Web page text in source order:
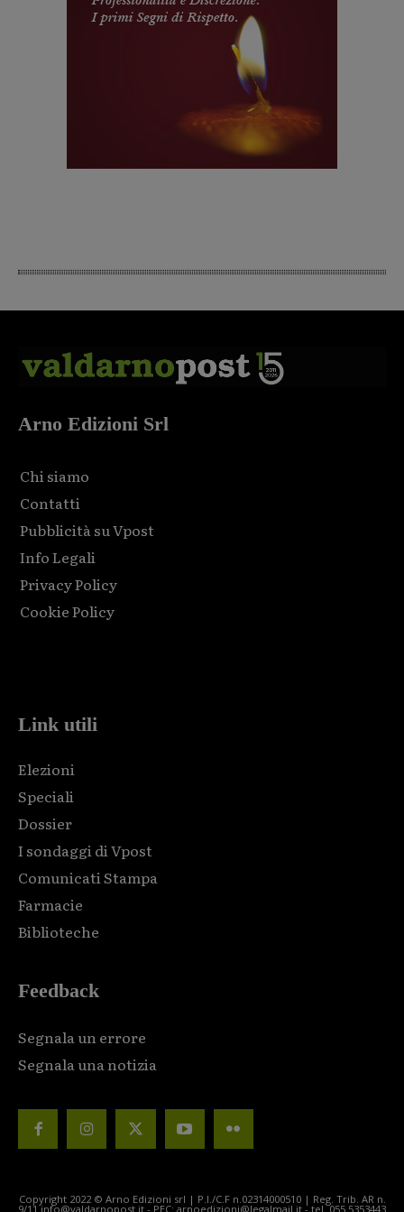
Arno Edizioni Srl
Chi siamo
Contatti
Pubblicità su Vpost
Info Legali
Privacy Policy
Cookie Policy
Link utili
Elezioni
Speciali
Dossier
I sondaggi di Vpost
Comunicati Stampa
Farmacie
Biblioteche
Feedback
Segnala un errore
Segnala una notizia
Copyright 2022 © Arno Edizioni srl | P.I./C.F n.02314000510 | Reg. Trib. AR n.
9/11 info@valdarnopost.it - PEC: arnoedizioni@legalmail.it - tel. 055.5353443